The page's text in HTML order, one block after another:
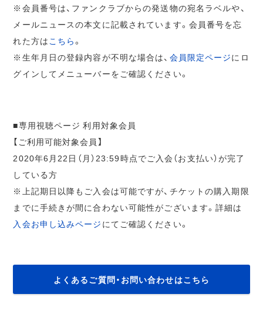
※会員番号は、ファンクラブからの発送物の宛名ラベルや、
メールニュースの本文に記載されています。会員番号を忘
れた方は こちら。
※生年月日の登録内容が不明な場合は、 会員限定ページにロ
グインしてメニューバーをご確認ください。
■専用視聴ページ 利用対象会員
【ご利用可能対象会員】
2020年6月22日（月）23:59時点でご入会（お支払い）が完了
している方
※上記期日以降もご入会は可能ですが、チケットの購入期限
までに手続きが間に合わない可能性がございます。詳細は
入会お申し込みページ にてご確認ください。
よくあるご質問・お問い合わせはこちら